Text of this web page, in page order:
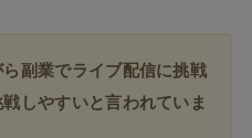
副業でライブ配信に挑戦
しやすいと言われていま